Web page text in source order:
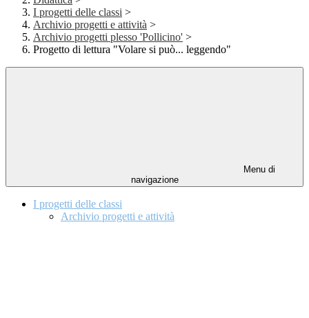
I progetti delle classi >
Archivio progetti e attività >
Archivio progetti plesso 'Pollicino' >
Progetto di lettura "Volare si può... leggendo"
Menu di
navigazione
I progetti delle classi
Archivio progetti e attività